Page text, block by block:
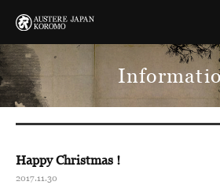
Happy Christmas !
2017.11.30